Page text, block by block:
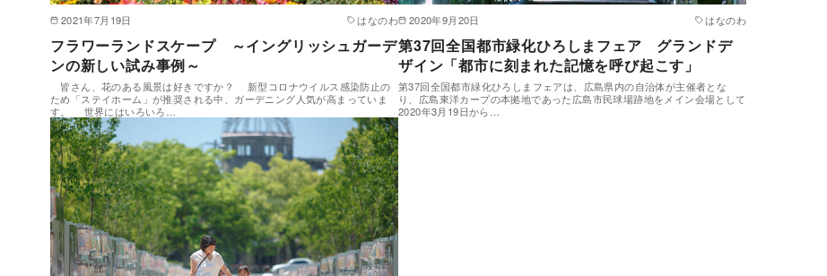
2021年7月19日 はなのわ
フラワーランドスケープ ～イングリッシュガーデ
ンの新しい試み事例～
皆さん、花のある風景は好きですか？ 新型コロナウイルス感染防止の
ため「ステイホーム」が推奨される中、ガーデニング人気が高まっていま
す。 世界にはいろいろ…
2020年9月20日 はなのわ
第37回全国都市緑化ひろしまフェア グランドデ
ザイン「都市に刻まれた記憶を呼び起こす」
第37回全国都市緑化ひろしまフェアは、広島県内の自治体が主催者とな
り、広島東洋カープの本拠地であった広島市民球場跡地をメイン会場として
2020年3月19日から…